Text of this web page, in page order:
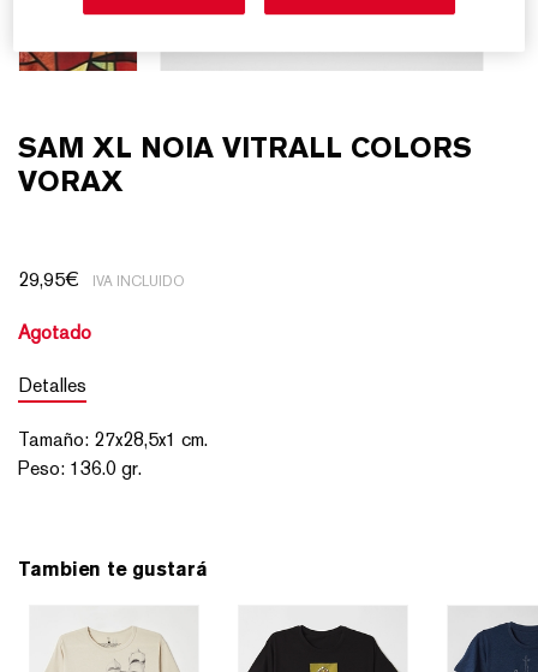
SAM XL NOIA VITRALL COLORS
VORAX
29,95€ IVA INCLUIDO
Agotado
Detalles
Tamaño: 27x28,5x1 cm.
Peso: 136.0 gr.
Tambien te gustará